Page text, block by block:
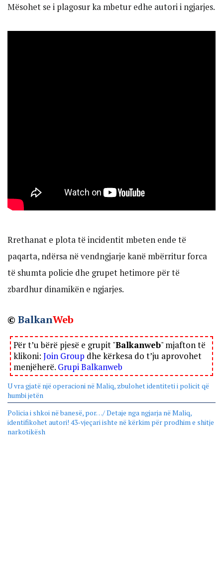
Mësohet se i plagosur ka mbetur edhe autori i ngjarjes.
Rrethanat e plota të incidentit mbeten ende të
paqarta, ndërsa në vendngjarje kanë mbërritur forca
të shumta policie dhe grupet hetimore për të
zbardhur dinamikën e ngjarjes.
© BalkanWeb
Për t’u bërë pjesë e grupit "Balkanweb" mjafton të
klikoni: Join Group dhe kërkesa do t’ju aprovohet
menjëherë. Grupi Balkanweb
U vra gjatë një operacioni në Maliq, zbulohet identiteti i policit që
humbi jetën
Policia i shkoi në banesë, por…/ Detaje nga ngjarja në Maliq,
identifikohet autori! 43-vjeçari ishte në kërkim për prodhim e shitje
narkotikësh